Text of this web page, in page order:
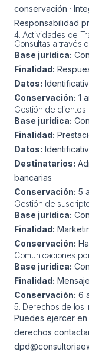
conservación ·
Responsabilidad
4. Actividades de
Consultas a través
Base jurídica:
Finalidad:
Datos:
Conservación: 1
Gestión de clientes
Base jurídica:
Finalidad:
Datos:
Destinatarios:
bancarias
Conservación: 5
Gestión de
Base jurídica:
Finalidad:
Conservación:
Comunicaciones
Base jurídica:
Finalidad:
Conservación: 6
5. Derechos de los
Puedes ejercer en
derechos